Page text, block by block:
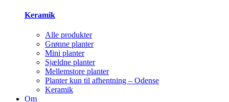
Keramik
Alle produkter
Grønne planter
Mini planter
Sjældne planter
Mellemstore planter
Planter kun til afhentning – Odense
Keramik
Om